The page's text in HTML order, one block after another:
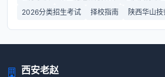
2026分类招生考试
择校指南 陕西华山
西安老赵